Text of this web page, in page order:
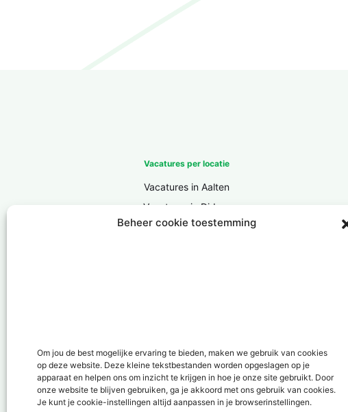
Beheer cookie toestemming
Om jou de best mogelijke ervaring te bieden, maken we gebruik van cookies
op deze website. Deze kleine tekstbestanden worden opgeslagen op je
apparaat en helpen ons om inzicht te krijgen in hoe je onze site gebruikt. Door
onze website te blijven gebruiken, ga je akkoord met ons gebruik van cookies.
Je kunt je cookie-instellingen altijd aanpassen in je browserinstellingen.
Vacatures per locatie
Vacatures in Aalten
Vacatures in Didam
Vacatures in Doesburg
Vacatures in Varsseveld
Vacatures in Winterswijk
Vacatures in Zelhem